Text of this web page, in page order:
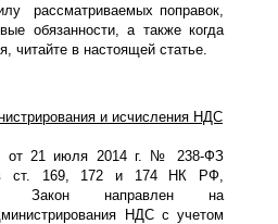
рассматриваемых поправок,
обязанности, а также когда
читайте в настоящей статье.
и исчисления НДС
от 21 июля 2014 г. № 238-ФЗ
в ст. 169, 172 и 174 НК РФ,
Закон направлен на
НДС с учетом